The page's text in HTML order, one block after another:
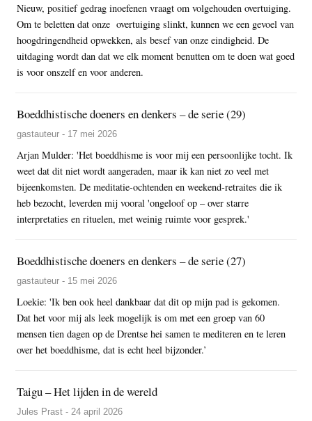
Nieuw, positief gedrag inoefenen vraagt om volgehouden overtuiging.
Om te beletten dat onze overtuiging slinkt, kunnen we een gevoel van
hoogdringendheid opwekken, als besef van onze eindigheid. De
uitdaging wordt dan dat we elk moment benutten om te doen wat goed
is voor onszelf en voor anderen.
Boeddhistische doeners en denkers – de serie (29)
gastauteur - 17 mei 2026
Arjan Mulder: 'Het boeddhisme is voor mij een persoonlijke tocht. Ik
weet dat dit niet wordt aangeraden, maar ik kan niet zo veel met
bijeenkomsten. De meditatie-ochtenden en weekend-retraites die ik
heb bezocht, leverden mij vooral 'ongeloof op – over starre
interpretaties en rituelen, met weinig ruimte voor gesprek.'
Boeddhistische doeners en denkers – de serie (27)
gastauteur - 15 mei 2026
Loekie: 'Ik ben ook heel dankbaar dat dit op mijn pad is gekomen.
Dat het voor mij als leek mogelijk is om met een groep van 60
mensen tien dagen op de Drentse hei samen te mediteren en te leren
over het boeddhisme, dat is echt heel bijzonder.’
Taigu – Het lijden in de wereld
Jules Prast - 24 april 2026